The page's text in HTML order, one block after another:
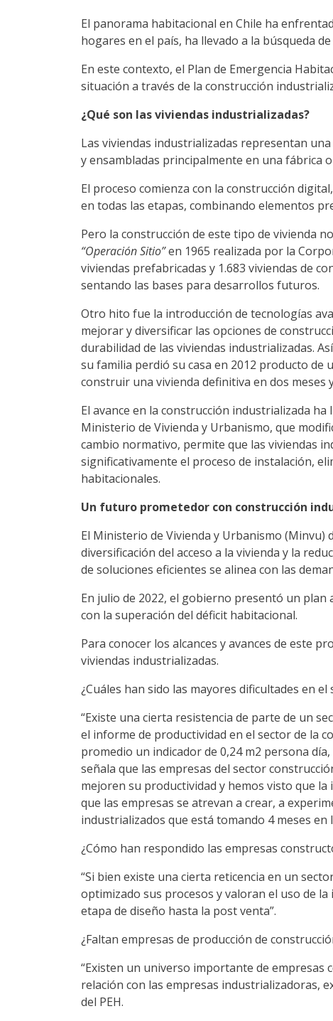
El panorama habitacional en Chile ha
hogares en el país, ha llevado a la búsqueda
En este contexto, el Plan de Emergencia
situación a través de la construcción
¿Qué son las viviendas industrializadas?
Las viviendas industrializadas representan
y ensambladas principalmente en una fábrica
El proceso comienza con la construcción
en todas las etapas, combinando elementos
Pero la construcción de este tipo de vivienda
“Operación Sitio”en 1965 realizada por la
viviendas prefabricadas y 1.683 viviendas de
sentando las bases para desarrollos futuros.
Otro hito fue la introducción de tecnologías
mejorar y diversificar las opciones de
durabilidad de las viviendas industrializadas.
su familia perdió su casa en 2012 producto de
construir una vivienda definitiva en dos meses
El avance en la construcción industrializada
Ministerio de Vivienda y Urbanismo, que
cambio normativo, permite que las viviendas
significativamente el proceso de instalación,
habitacionales.
Un futuro prometedor con construcción
El Ministerio de Vivienda y Urbanismo
diversificación del acceso a la vivienda y la
de soluciones eficientes se alinea con las
En julio de 2022, el gobierno presentó un
con la superación del déficit habitacional.
Para conocer los alcances y avances de este
viviendas industrializadas.
¿Cuáles han sido las mayores dificultades en
“Existe una cierta resistencia de parte de un
el informe de productividad en el sector de la
promedio un indicador de 0,24 m2 persona
señala que las empresas del sector
mejoren su productividad y hemos visto que
que las empresas se atrevan a crear, a
industrializados que está tomando 4 meses en
¿Cómo han respondido las empresas
“Si bien existe una cierta reticencia en un
optimizado sus procesos y valoran el uso de
etapa de diseño hasta la post venta”.
¿Faltan empresas de producción de
“Existen un universo importante de empresas
relación con las empresas industrializadoras,
del PEH.